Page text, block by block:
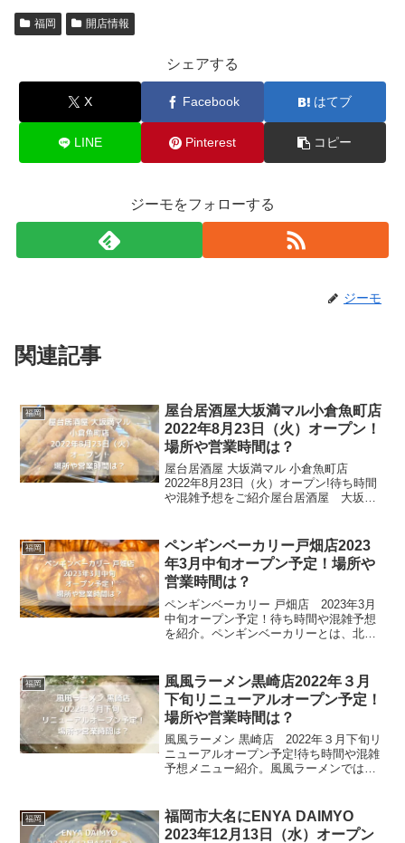
福岡 開店情報
シェアする
X Facebook はてブ
LINE Pinterest コピー
ジーモをフォローする
ジーモ
関連記事
福岡
屋台居酒屋大坂満マル小倉魚町店
2022年8月23日（火）オープン！
場所や営業時間は？
屋台居酒屋 大坂満マル 小倉魚町店
2022年8月23日（火）オープン!待ち時間
や混雑予想をご紹介屋台居酒屋 大坂満
来、広告宣伝は一切せずに本気の味と価
格で勝負してき...
福岡
ペンギンベーカリー戸畑店2023
年3月中旬オープン予定！場所や
営業時間は？
ペンギンベーカリー 戸畑店 2023年3月
中旬オープン予定！待ち時間や混雑予想
を紹介。ペンギンベーカリーとは、北海
年連続️最高金賞受賞店として有名で、焼
き立てが店頭に...
福岡
風風ラーメン黒崎店2022年３月
下旬リニューアルオープン予定！
場所や営業時間は？
風風ラーメン 黒崎店 2022年３月下旬リ
ニューアルオープン予定!待ち時間や混雑
予想メニュー紹介。風風ラーメンでは、
のラーメンを食べることが出来るお店で
す。その他、つ...
福岡
福岡市大名にENYA DAIMYO
2023年12月13日（水）オープン